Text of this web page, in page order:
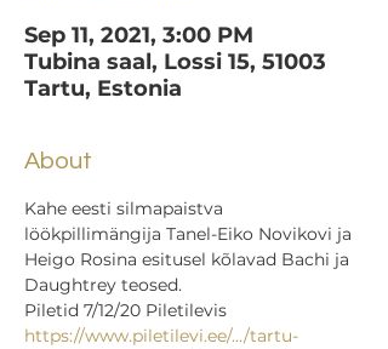
Sep 11, 2021, 3:00 PM
Tubina saal, Lossi 15, 51003
Tartu, Estonia
About
Kahe eesti silmapaistva
löökpillimängija Tanel-Eiko Novikovi ja
Heigo Rosina esitusel kõlavad Bachi ja
Daughtrey teosed.
Piletid 7/12/20 Piletilevis
https://www.piletilevi.ee/.../tartu-